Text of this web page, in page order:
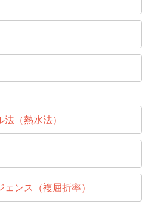
（熱水法）
ンス（複屈折率）